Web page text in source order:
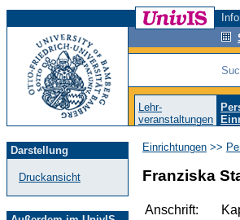
Lehr-
veranstaltungen
Darstellung
Druckansicht
Einrichtungen >>
Franziska
Anschrift: